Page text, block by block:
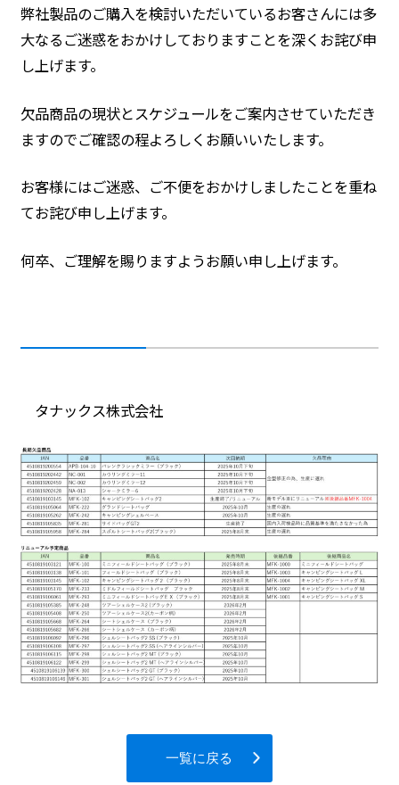
弊社製品のご購入を検討いただいているお客さんには多
大なるご迷惑をおかけしておりますことを深くお詫び申
し上げます。
欠品商品の現状とスケジュールをご案内させていただき
ますのでご確認の程よろしくお願いいたします。
お客様にはご迷惑、ご不便をおかけしましたことを重ね
てお詫び申し上げます。
何卒、ご理解を賜りますようお願い申し上げます。
タナックス株式会社
一覧に戻る